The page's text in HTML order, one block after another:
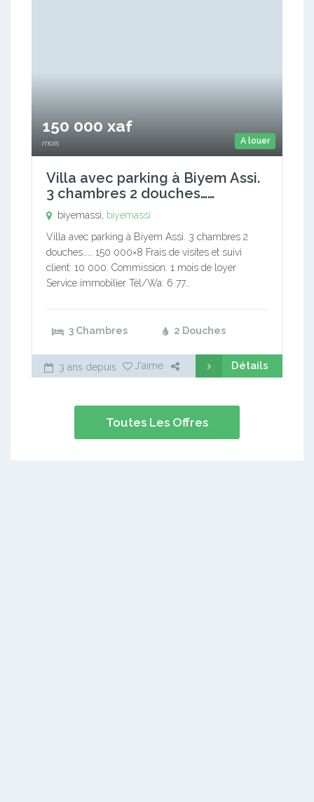
A louer
150 000 xaf
mois
Villa avec parking à Biyem Assi.
3 chambres 2 douches……
biyemassi,
biyemassi
Villa avec parking à Biyem Assi. 3 chambres 2
douches…… 150 000×8 Frais de visites et suivi
client: 10 000. Commission: 1 mois de loyer
Service immobilier Tél/Wa: 6 77…
3 Chambres 2 Douches
3 ans depuis J'aime Détails
Toutes Les Offres